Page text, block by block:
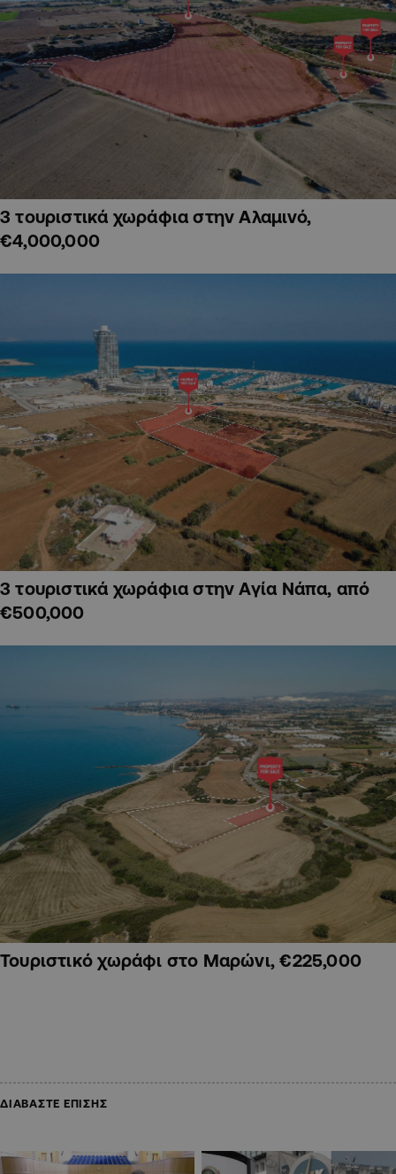
3 τουριστικά χωράφια στην Αλαμινό,
€4,000,000
3 τουριστικά χωράφια στην Αγία Νάπα, από
€500,000
Τουριστικό χωράφι στο Μαρώνι, €225,000
ΔΙΑΒΑΣΤΕ ΕΠΙΣΗΣ